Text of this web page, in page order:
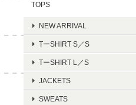
TOPS
NEW ARRIVAL
TーSHIRT S／S
TーSHIRT L／S
JACKETS
SWEATS